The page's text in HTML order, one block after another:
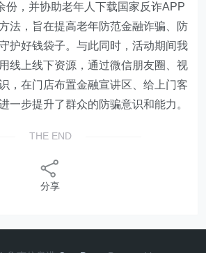
份，并协助老年人下载国家反诈APP
法，旨在提高老年防范金融诈骗、防
护好钱袋子。与此同时，活动期间我
线上线下资源，通过微信朋友圈、视
，在门店布置金融宣讲区、给上门客
一步提升了群众的防骗意识和能力。
THE END
分享